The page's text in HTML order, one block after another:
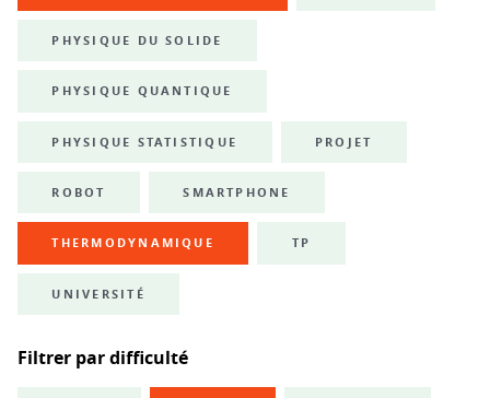
PHYSIQUE DU SOLIDE
PHYSIQUE QUANTIQUE
PHYSIQUE STATISTIQUE PROJET
ROBOT SMARTPHONE
THERMODYNAMIQUE TP
UNIVERSITÉ
Filtrer par difficulté